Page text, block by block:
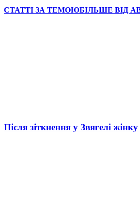
СТАТТІ ЗА ТЕМОЮБІЛЬШЕ ВІД
Після зіткнення у Звягелі